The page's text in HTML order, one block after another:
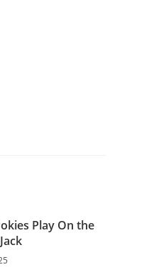
Play On the